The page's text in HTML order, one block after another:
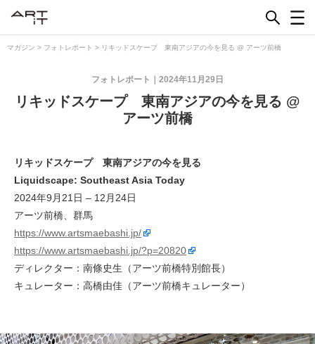
マガジン > フォトレポート > リキッドスケープ 東南アジアの今を見る @ アーツ前橋
2024年11月29日
フォトレポート
リキッドスケープ 東南アジアの今を見る @
アーツ前橋
リキッドスケープ 東南アジアの今を見る
Liquidscape: Southeast Asia Today
2024年9月21日 – 12月24日
アーツ前橋、群馬
https://www.artsmaebashi.jp/
https://www.artsmaebashi.jp/?p=20820
ディレクター：南條史生（アーツ前橋特別館長）
キュレーター：高橋由佳（アーツ前橋キュレーター）